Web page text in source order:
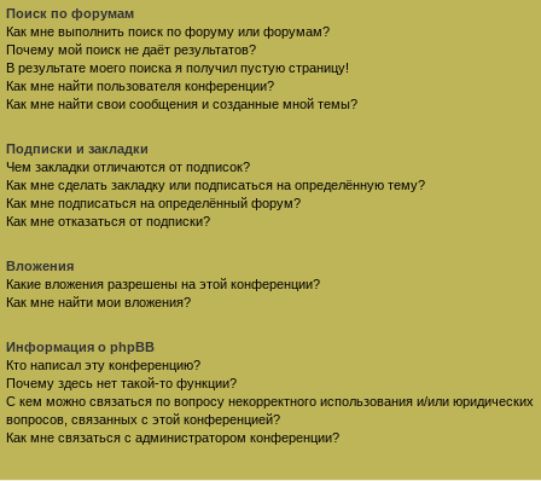
Поиск по форумам
Как мне выполнить поиск по форуму или форумам?
Почему мой поиск не даёт результатов?
В результате моего поиска я получил пустую страницу!
Как мне найти пользователя конференции?
Как мне найти свои сообщения и созданные мной темы?
Подписки и закладки
Чем закладки отличаются от подписок?
Как мне сделать закладку или подписаться на определённую тему?
Как мне подписаться на определённый форум?
Как мне отказаться от подписки?
Вложения
Какие вложения разрешены на этой конференции?
Как мне найти мои вложения?
Информация о phpBB
Кто написал эту конференцию?
Почему здесь нет такой-то функции?
С кем можно связаться по вопросу некорректного использования и/или юридических
вопросов, связанных с этой конференцией?
Как мне связаться с администратором конференции?